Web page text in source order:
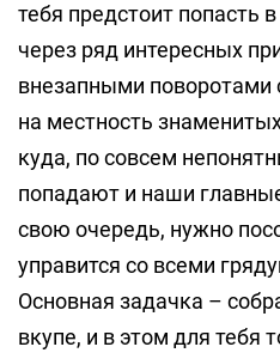
тебя предстоит попасть
через ряд интересных
внезапными
на местность
куда, по совсем
попадают и наши
свою очередь, нужно
управится со всеми
Основная задачка –
вкупе, и в этом для тебя